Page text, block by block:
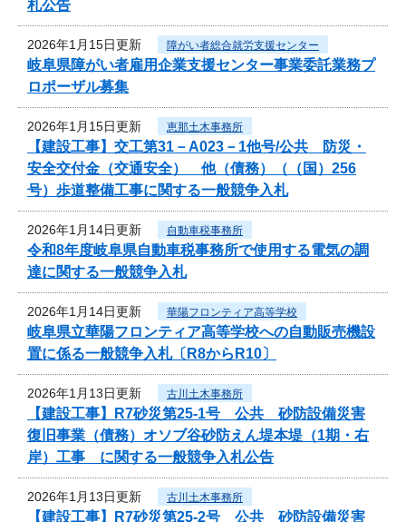
札公告
2026年1月15日更新 障がい者総合就労支援センター
岐阜県障がい者雇用企業支援センター事業委託業務プ
ロポーザル募集
2026年1月15日更新 恵那土木事務所
【建設工事】交工第31－A023－1他号/公共 防災・
安全交付金（交通安全） 他（債務）（（国）256
号）歩道整備工事に関する一般競争入札
2026年1月14日更新 自動車税事務所
令和8年度岐阜県自動車税事務所で使用する電気の調
達に関する一般競争入札
2026年1月14日更新 華陽フロンティア高等学校
岐阜県立華陽フロンティア高等学校への自動販売機設
置に係る一般競争入札〔R8からR10〕
2026年1月13日更新 古川土木事務所
【建設工事】R7砂災第25-1号 公共 砂防設備災害
復旧事業（債務）オソブ谷砂防えん堤本堤（1期・右
岸）工事 に関する一般競争入札公告
2026年1月13日更新 古川土木事務所
【建設工事】R7砂災第25-2号 公共 砂防設備災害